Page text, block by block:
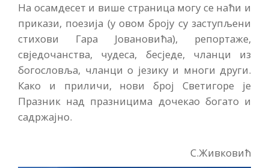
На осамдесет и више страница могу се наћи и
прикази, поезија (у овом броју су заступљени
стихови Гара Јовановића), репортаже,
свједочанства, чудеса, бесједе, чланци из
богословља, чланци о језику и многи други.
Како и приличи, нови број Светигоре је
Празник над празницима дочекао богато и
садржајно.
С.Живковић